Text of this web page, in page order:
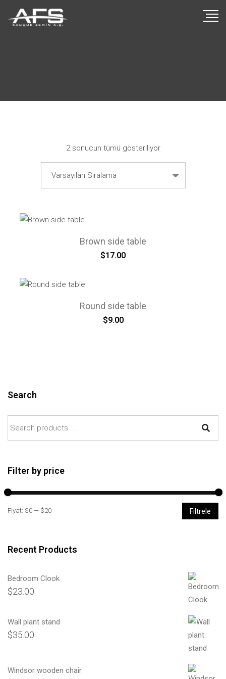
2 sonucun tümü gösteriliyor
Brown side table
$17.00
Round side table
$9.00
Search
Filter by price
En
En Filtrele
Fiyat: $0 — $20
Recent Products
Bedroom Clook
$23.00
Wall plant stand
$35.00
Windsor wooden chair